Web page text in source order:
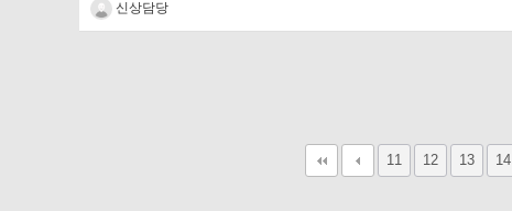
신상담당
11 12 13 14